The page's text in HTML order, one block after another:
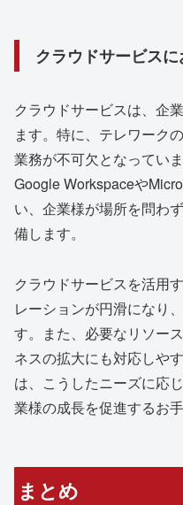
クラウドサービス
クラウドサービスは、企
ます。特に、テレワーク
業務が不可欠となってい
Google Workspaceや
い、企業様が場所を問わ
備します。
クラウドサービスを活用
レーションが円滑になり
す。また、必要なリソー
ネスの拡大にも対応しや
は、こうしたニーズに応
業様の成長を促進するお
まとめ